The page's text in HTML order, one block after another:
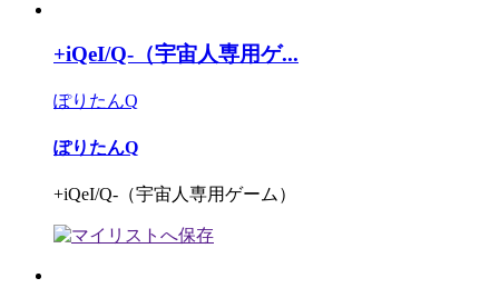
+iQeI/Q-（宇宙人専用ゲ...
ぽりたんQ
ぽりたんQ
+iQeI/Q-（宇宙人専用ゲーム）